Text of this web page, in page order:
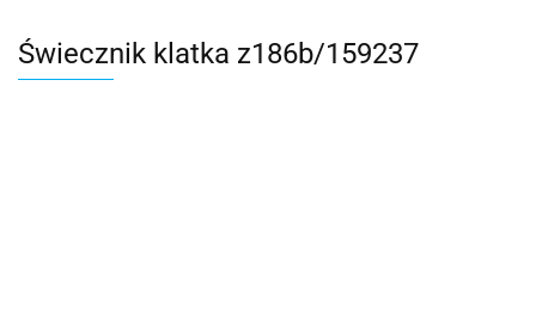
Świecznik klatka z186b/159237